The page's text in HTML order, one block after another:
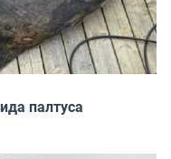
палтуса